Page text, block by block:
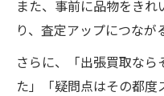
また、事前に品物をき
り、査定アップにつなが
さらに、「出張買取な
た」「疑問点はその都